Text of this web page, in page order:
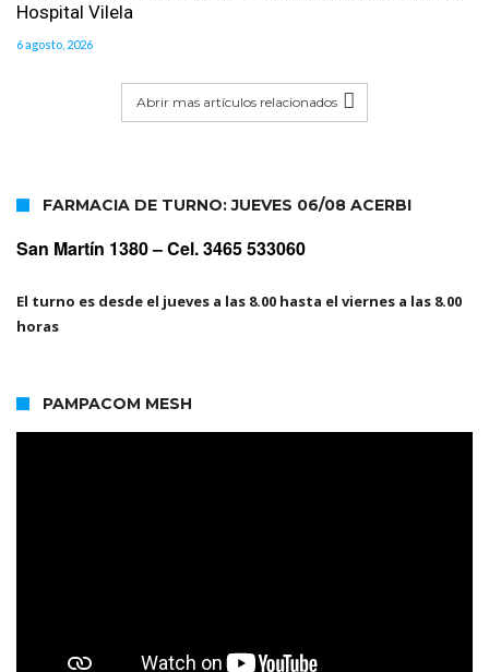
Hospital Vilela
6 agosto, 2026
Abrir mas artículos relacionados
FARMACIA DE TURNO: JUEVES 06/08 ACERBI
San Martín 1380 –Cel. 3465 533060
El turno es desde el jueves a las 8.00 hasta el viernes a las 8.00
horas
PAMPACOM MESH